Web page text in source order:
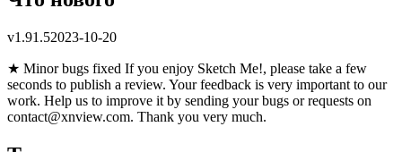
v1.91.52023-10-20
★ Minor bugs fixed If you enjoy Sketch Me!, please take a few
seconds to publish a review. Your feedback is very important to our
work. Help us to improve it by sending your bugs or requests on
contact@xnview.com. Thank you very much.